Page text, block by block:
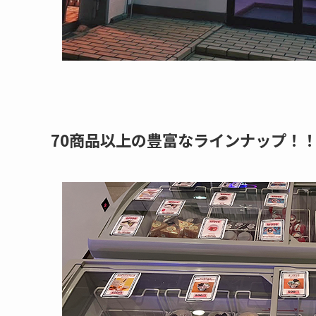
70商品以上の豊富なラインナップ！